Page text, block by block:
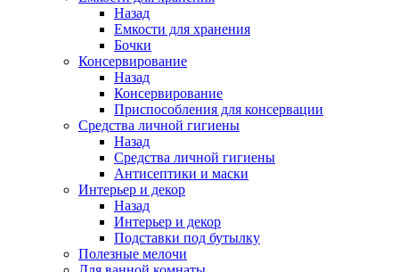
Назад
Емкости для хранения
Бочки
Консервирование
Назад
Консервирование
Приспособления для консервации
Средства личной гигиены
Назад
Средства личной гигиены
Антисептики и маски
Интерьер и декор
Назад
Интерьер и декор
Подставки под бутылку
Полезные мелочи